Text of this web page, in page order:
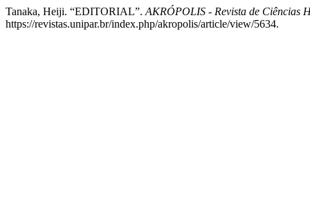
Tanaka, Heiji. “EDITORIAL”. AKRÓPOLIS - Revista de Ciências
https://revistas.unipar.br/index.php/akropolis/article/view/5634.